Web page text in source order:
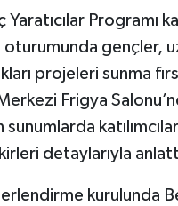
Programı
oturumunda gençler,
projeleri sunma
Frigya
detaylarıyla
kurulunda